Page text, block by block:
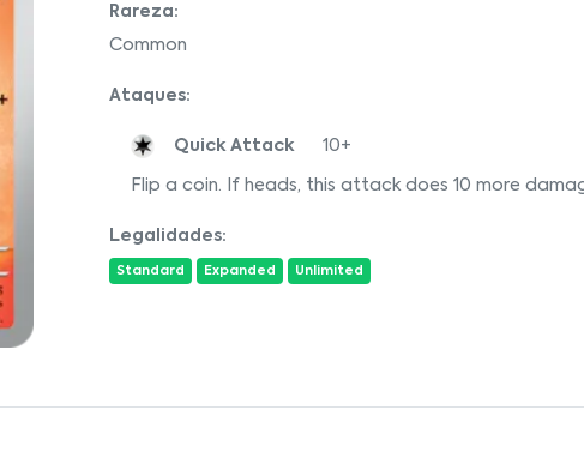
Rareza:
Common
Ataques:
Quick Attack 10+
Flip a coin. If heads, this attack does 10 more
Legalidades:
Standard Expanded Unlimited